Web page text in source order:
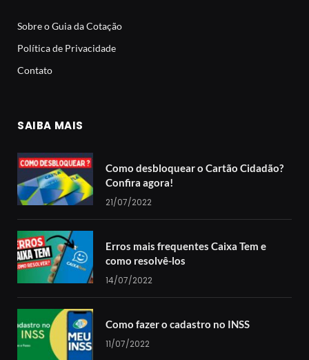
Sobre o Guia da Cotação
Política de Privacidade
Contato
SAIBA MAIS
Como desbloquear o Cartão Cidadão?
Confira agora!
21/07/2022
Erros mais frequentes Caixa Tem e
como resolvê-los
14/07/2022
Como fazer o cadastro no INSS
11/07/2022